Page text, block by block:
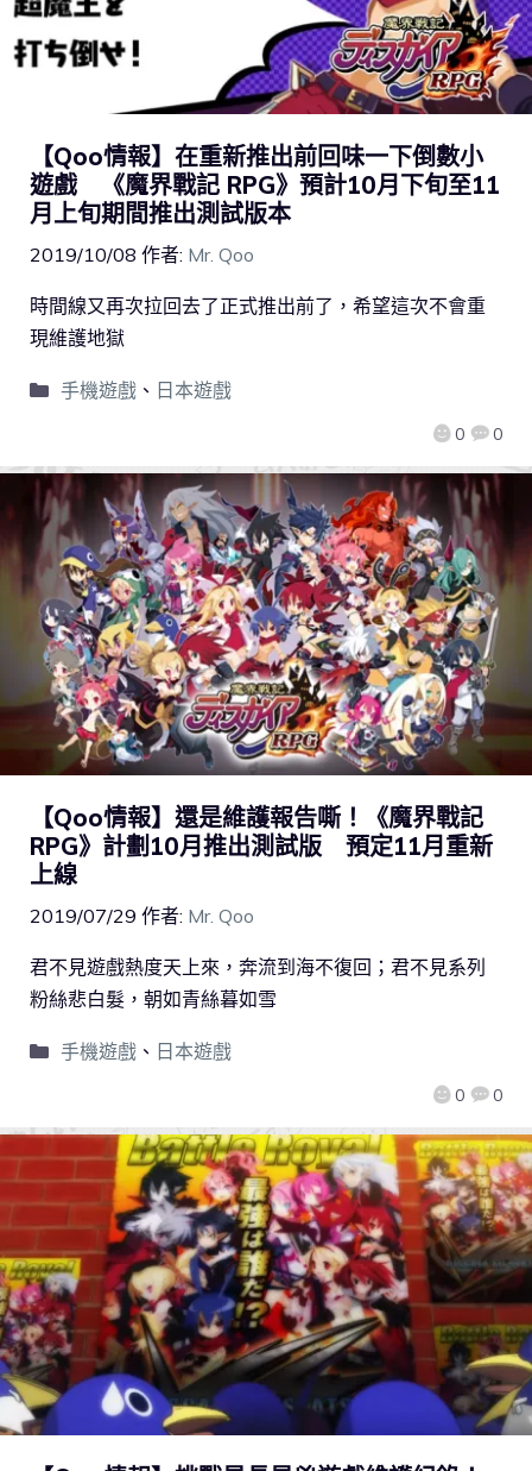
【Qoo情報】在重新推出前回味一下倒數小
遊戲 《魔界戰記 RPG》預計10月下旬至11
月上旬期間推出測試版本
2019/10/08 作者: Mr. Qoo
0 0
時間線又再次拉回去了正式推出前了，希望這次不會重
現維護地獄
手機遊戲、 日本遊戲
【Qoo情報】還是維護報告嘶！《魔界戰記
RPG》計劃10月推出測試版 預定11月重新
上線
2019/07/29 作者: Mr. Qoo
0 0
君不見遊戲熱度天上來，奔流到海不復回；君不見系列
粉絲悲白髮，朝如青絲暮如雪
手機遊戲、 日本遊戲